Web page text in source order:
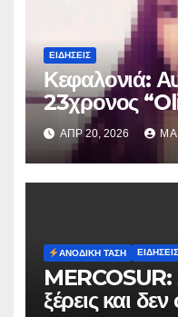
ΕΙΔΉΣΕΙΣ
Κεφαλονιά:
23χρονος
κατηγορείται
Μυρτούς
ΑΠΡ 20, 2026
ΑΝΟΔΙΚΉ ΤΆΣΗ ΕΙΔΉΣΕΙΣ
ξέρεις και